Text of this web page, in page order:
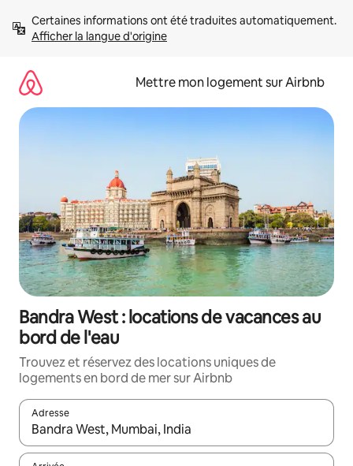
directement
Afficher la langue d'origine
Mettre mon logement sur Airbnb
Bandra West : locations de vacances au
bord de l'eau
Trouvez et réservez des locations uniques de
logements en bord de mer sur Airbnb
Adresse
Lorsque les résultats s'affichent, utilisez les flèches vers le